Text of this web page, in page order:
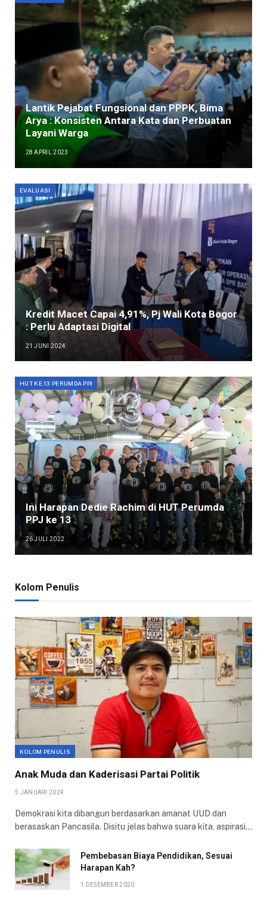
Lantik Pejabat Fungsional dan PPPK, Bima
Arya : Konsisten Antara Kata dan Perbuatan
Layani Warga
28 APRIL 2023
EVALUASI
Kredit Macet Capai 4,91%, Pj Wali Kota Bogor
: Perlu Adaptasi Digital
21 JUNI 2024
HUT KE 13 PERUMDA PPJ
Ini Harapan Dedie Rachim di HUT Perumda
PPJ ke 13
26 JULI 2022
Kolom Penulis
KOLOM PENULIS
Anak Muda dan Kaderisasi Partai Politik
5 JANUARI 2024
Demokrasi kita dibangun berdasarkan amanat UUD dan
berasaskan Pancasila. Disitu jelas bahwa suara kita, aspirasi…
Pembebasan Biaya Pendidikan, Sesuai
Harapan Kah?
1 DESEMBER 2020